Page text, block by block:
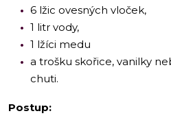
6 lžic ovesných vloček,
1 litr vody,
1 lžíci medu
a trošku skořice, vanilky
chuti.
Postup: